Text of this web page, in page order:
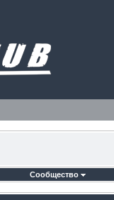
Сообщество